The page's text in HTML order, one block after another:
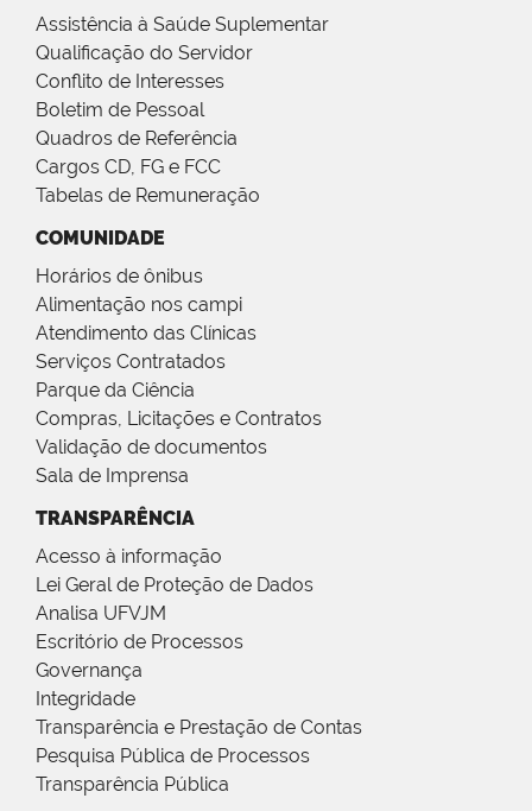
Assistência à Saúde Suplementar
Qualificação do Servidor
Conflito de Interesses
Boletim de Pessoal
Quadros de Referência
Cargos CD, FG e FCC
Tabelas de Remuneração
COMUNIDADE
Horários de ônibus
Alimentação nos campi
Atendimento das Clínicas
Serviços Contratados
Parque da Ciência
Compras, Licitações e Contratos
Validação de documentos
Sala de Imprensa
TRANSPARÊNCIA
Acesso à informação
Lei Geral de Proteção de Dados
Analisa UFVJM
Escritório de Processos
Governança
Integridade
Transparência e Prestação de Contas
Pesquisa Pública de Processos
Transparência Pública